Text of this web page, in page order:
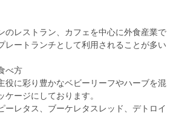
のレストラン、カフェを中心に外食産業で
レートランチとして利用されることが多い
べ方
役に彩り豊かなベビーリーフやハーブを混
ージにしております。
ーレタス、ブーケレタスレッド、デトロイ